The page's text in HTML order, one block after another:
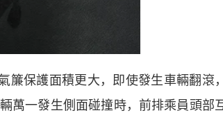
保護面積更大，即使發生車輛翻滾
萬一發生側面碰撞時，前排乘員頭部